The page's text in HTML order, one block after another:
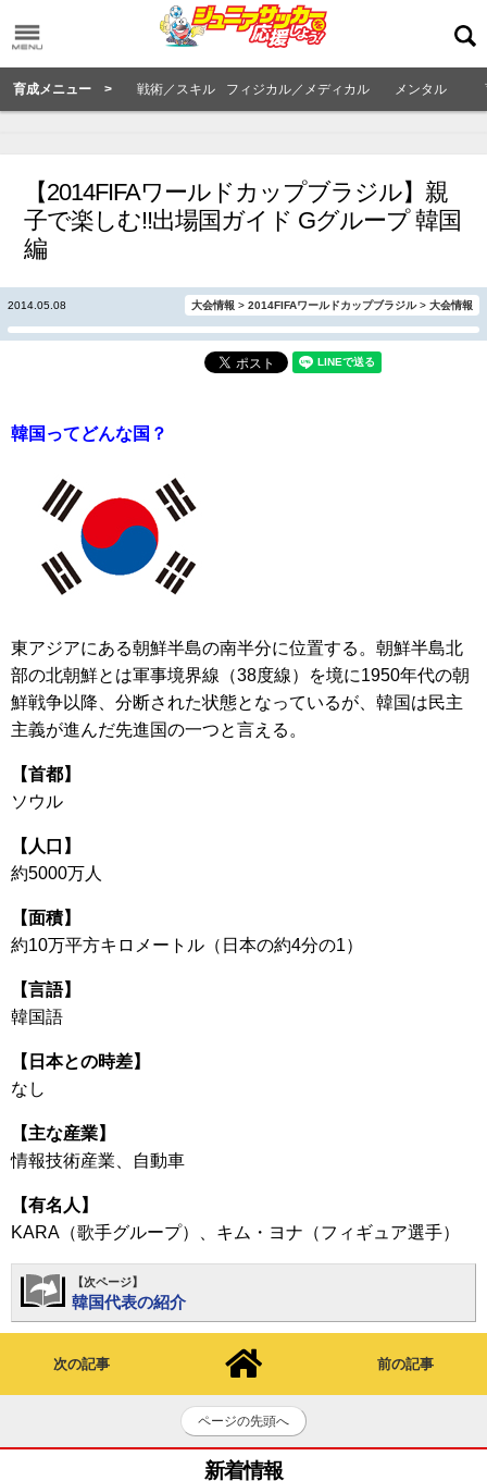
育成メニュー > 戦術／スキル フィジカル／メディカル メンタル
【2014FIFAワールドカップブラジル】親
子で楽しむ!!出場国ガイド Gグループ 韓国
編
2014.05.08 大会情報 > 2014FIFAワールドカップブラジル> 大会情報
韓国ってどんな国？
東アジアにある朝鮮半島の南半分に位置する。朝鮮半島北
部の北朝鮮とは軍事境界線（38度線）を境に1950年代の朝
鮮戦争以降、分断された状態となっているが、韓国は民主
主義が進んだ先進国の一つと言える。
【首都】
ソウル
【人口】
約5000万人
【面積】
約10万平方キロメートル（日本の約4分の1）
【言語】
韓国語
【日本との時差】
なし
【主な産業】
情報技術産業、自動車
【有名人】
KARA（歌手グループ）、キム・ヨナ（フィギュア選手）
【次ページ】
韓国代表の紹介
次の記事 前の記事
ページの先頭へ
新着情報